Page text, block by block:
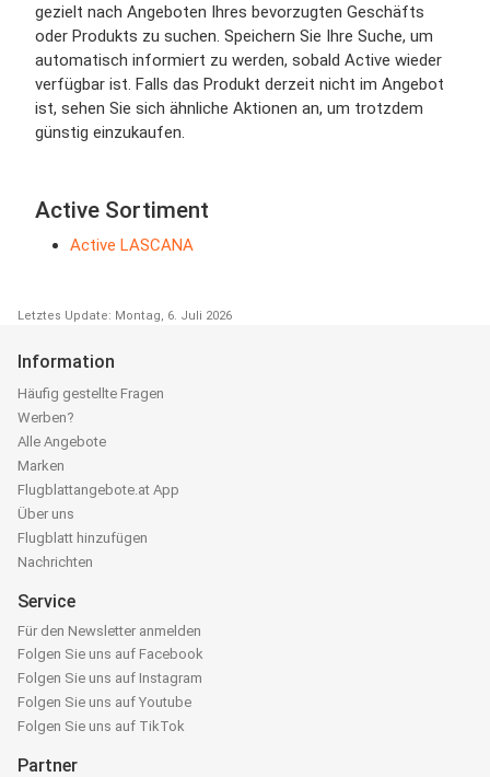
gezielt nach Angeboten Ihres bevorzugten Geschäfts
oder Produkts zu suchen. Speichern Sie Ihre Suche, um
automatisch informiert zu werden, sobald Active wieder
verfügbar ist. Falls das Produkt derzeit nicht im Angebot
ist, sehen Sie sich ähnliche Aktionen an, um trotzdem
günstig einzukaufen.
Active Sortiment
Active LASCANA
Letztes Update: Montag, 6. Juli 2026
Information
Häufig gestellte Fragen
Werben?
Alle Angebote
Marken
Flugblattangebote.at App
Über uns
Flugblatt hinzufügen
Nachrichten
Service
Für den Newsletter anmelden
Folgen Sie uns auf Facebook
Folgen Sie uns auf Instagram
Folgen Sie uns auf Youtube
Folgen Sie uns auf TikTok
Partner